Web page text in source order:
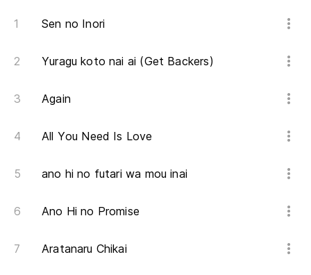
Sen no Inori
Yuragu koto nai ai (Get Backers)
Again
All You Need Is Love
ano hi no futari wa mou inai
Ano Hi no Promise
Aratanaru Chikai